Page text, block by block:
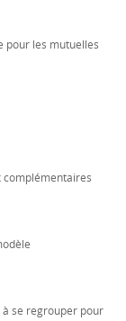
pour les mutuelles
complémentaires
à se regrouper pour